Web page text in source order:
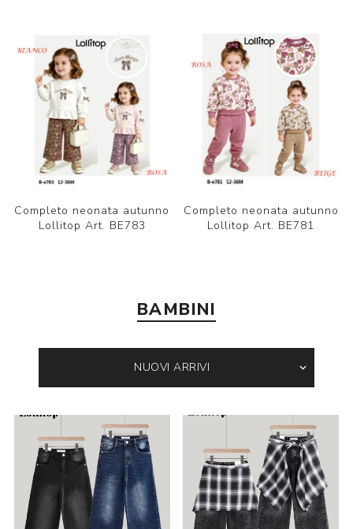
Completo neonata autunno
Lollitop Art. BE783
Completo neonata autunno
Lollitop Art. BE781
BAMBINI